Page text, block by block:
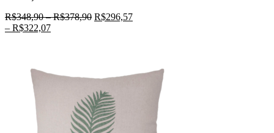
R$348,90–R$378,90 R$296,57
– R$322,07